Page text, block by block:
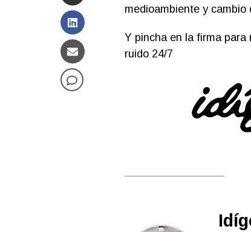
medioambiente y cambio
Y pincha en la firma para
ruido 24/7